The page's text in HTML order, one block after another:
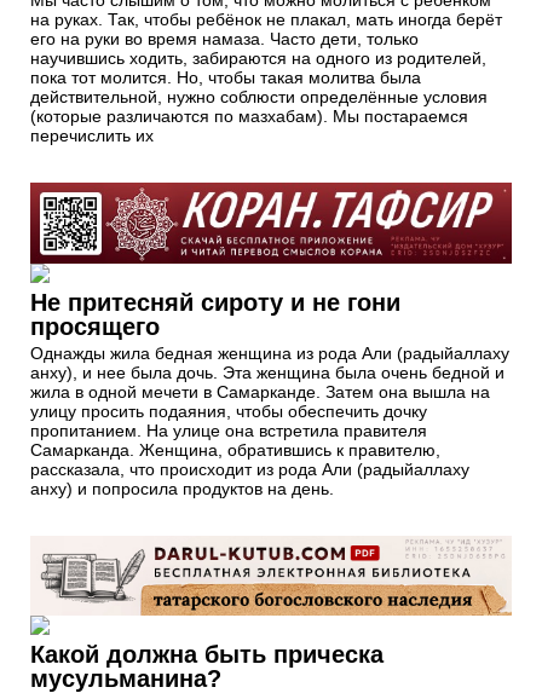
на руках. Так, чтобы ребёнок не плакал, мать иногда берёт
его на руки во время намаза. Часто дети, только
научившись ходить, забираются на одного из родителей,
пока тот молится. Но, чтобы такая молитва была
действительной, нужно соблюсти определённые условия
(которые различаются по мазхабам). Мы постараемся
перечислить их
Не притесняй сироту и не гони
просящего
Однажды жила бедная женщина из рода Али (радыйаллаху
анху), и нее была дочь. Эта женщина была очень бедной и
жила в одной мечети в Самарканде. Затем она вышла на
улицу просить подаяния, чтобы обеспечить дочку
пропитанием. На улице она встретила правителя
Самарканда. Женщина, обратившись к правителю,
рассказала, что происходит из рода Али (радыйаллаху
анху) и попросила продуктов на день.
Какой должна быть прическа
мусульманина?